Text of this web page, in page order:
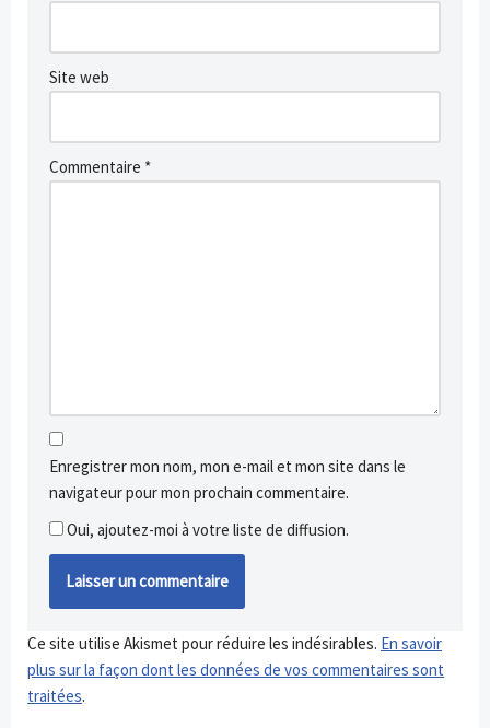
Site web
Commentaire *
Enregistrer mon nom, mon e-mail et mon site dans le
navigateur pour mon prochain commentaire.
Oui, ajoutez-moi à votre liste de diffusion.
Ce site utilise Akismet pour réduire les indésirables. En savoir
plus sur la façon dont les données de vos commentaires sont
traitées.